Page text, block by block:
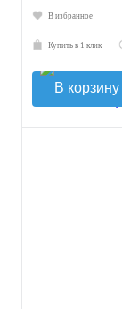
В избранное
Купить в 1 клик